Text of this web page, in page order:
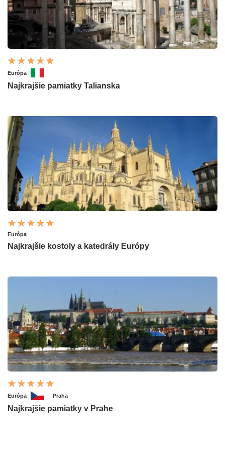
Európa
Najkrajšie pamiatky Talianska
Európa
Najkrajšie kostoly a katedrály Európy
Európa Praha
Najkrajšie pamiatky v Prahe